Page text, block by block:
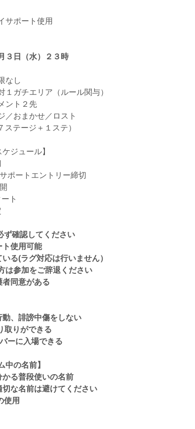
サポート使用
３日（水）２３時
なし
ガチエリア（ルール関与）
ント２先
／おまかせ／ロスト
テージ＋１ステ）
ジュール】
ポートエントリー締切
ト
ず確認してください
ト使用可能
る(ラグ対応は行いません）
は参加をご辞退ください
同意がある
、誹謗中傷をしない
取りができる
ーに入場できる
中の名前】
る普段使いの名前
な名前は避けてください
用